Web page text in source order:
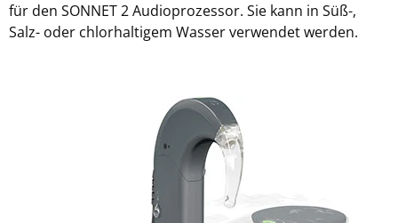
für den SONNET 2 Audioprozessor. Sie kann in Süß-,
Salz- oder chlorhaltigem Wasser verwendet werden.